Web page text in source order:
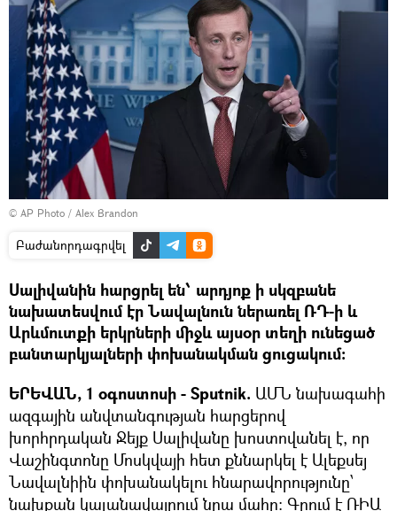
© AP Photo / Alex Brandon
Բաժանորդագրվել
Սալիվանին հարցրել են՝ արդյոք ի սկզբանե
նախատեսվում էր Նավալնուն ներառել ՌԴ-ի և
Արևմուտքի երկրների միջև այսօր տեղի ունեցած
բանտարկյալների փոխանակման ցուցակում:
ԵՐԵՎԱՆ, 1 օգոստոսի - Sputnik. ԱՄՆ նախագահի
ազգային անվտանգության հարցերով
խորհրդական Ջեյք Սալիվանը խոստովանել է, որ
Վաշինգտոնը Մոսկվայի հետ քննարկել է Ալեքսեյ
Նավալնիին փոխանակելու հնարավորությունը՝
նախքան կալանավայրում նրա մահը: Գրում է ՌԻԱ